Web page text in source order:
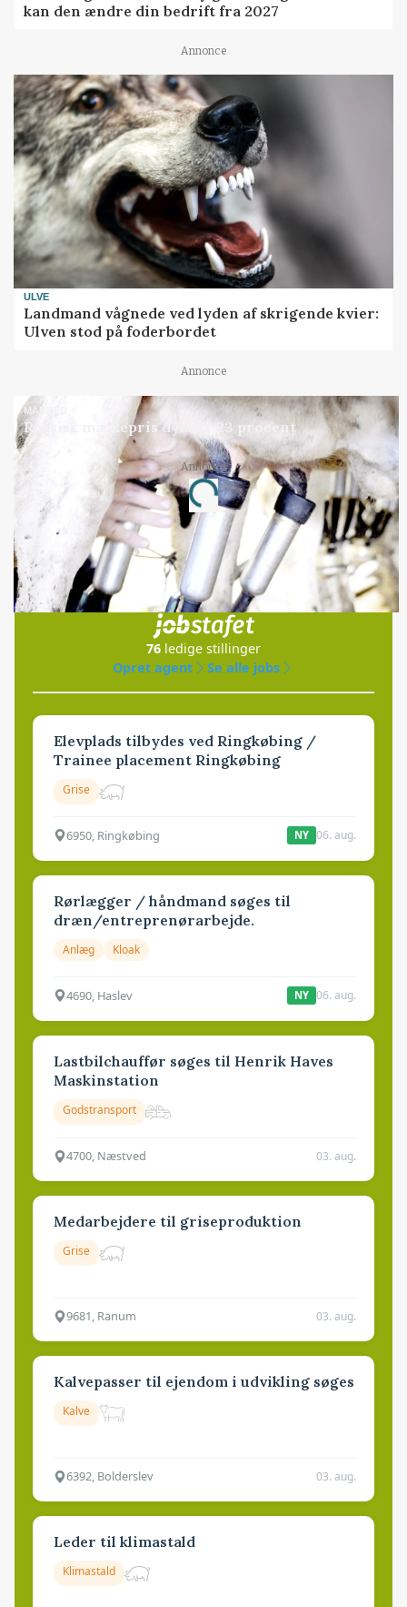
kan den ændre din bedrift fra 2027
Annonce
ULVE
Landmand vågnede ved lyden af skrigende kvier:
Ulven stod på foderbordet
Annonce
MARKED
Russisk mælkepris dykker 23 procent
Annonce
Loading...
Jobs
i samarbejde med
76 ledige stillinger
Opret agent
Se alle jobs
Elevplads tilbydes ved Ringkøbing /
Trainee placement Ringkøbing
Grise
6950, Ringkøbing NY 06. aug.
Rørlægger / håndmand søges til
dræn/entreprenørarbejde.
Anlæg Kloak
4690, Haslev NY 06. aug.
Lastbilchauffør søges til Henrik Haves
Maskinstation
Godstransport
4700, Næstved 03. aug.
Medarbejdere til griseproduktion
Grise
9681, Ranum 03. aug.
Kalvepasser til ejendom i udvikling søges
Kalve
6392, Bolderslev 03. aug.
Leder til klimastald
Klimastald